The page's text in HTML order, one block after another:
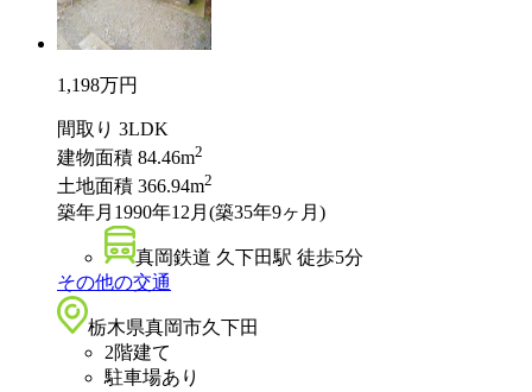
1,198万円
間取り 3LDK
建物面積 84.46m2
土地面積 366.94m2
築年月 1990年12月(築35年9ヶ月)
真岡鉄道 久下田駅 徒歩5分
その他の交通
栃木県真岡市久下田
2階建て
駐車場あり